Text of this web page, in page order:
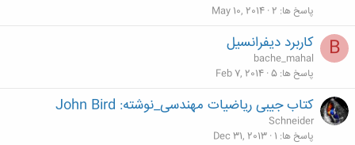
پاسخ ها 2
May 10, 2014
B کاربرد دیفرانسیل
bache_mahal
پاسخ ها 5
Feb 7, 2014
کتاب جیبی ریاضیات مهندسی_نوشته: John Bird
Schneider
پاسخ ها 1
Dec 31, 2013